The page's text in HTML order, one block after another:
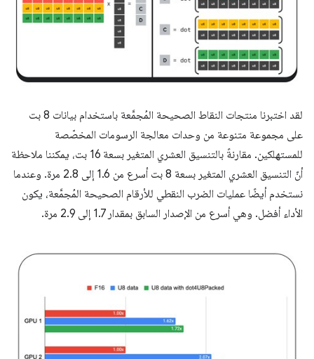
لقد اختبرنا منتجات النقاط الصحيحة المُجمَّعة باستخدام بيانات 8 بت
على مجموعة متنوعة من وحدات معالجة الرسومات المخصّصة
للمستهلكين. مقارنةً بالتنسيق العشري المتغير بسعة 16 بت، يمكننا ملاحظة
أنّ التنسيق العشري المتغير بسعة 8 بت أسرع من 1.6 إلى 2.8 مرة. وعندما
نستخدم أيضًا عمليات الضرب النقطي للأرقام الصحيحة المُجمَّعة، يكون
الأداء أفضل. وهي أسرع من الإصدار السابق بمقدار 1.7 إلى 2.9 مرة.